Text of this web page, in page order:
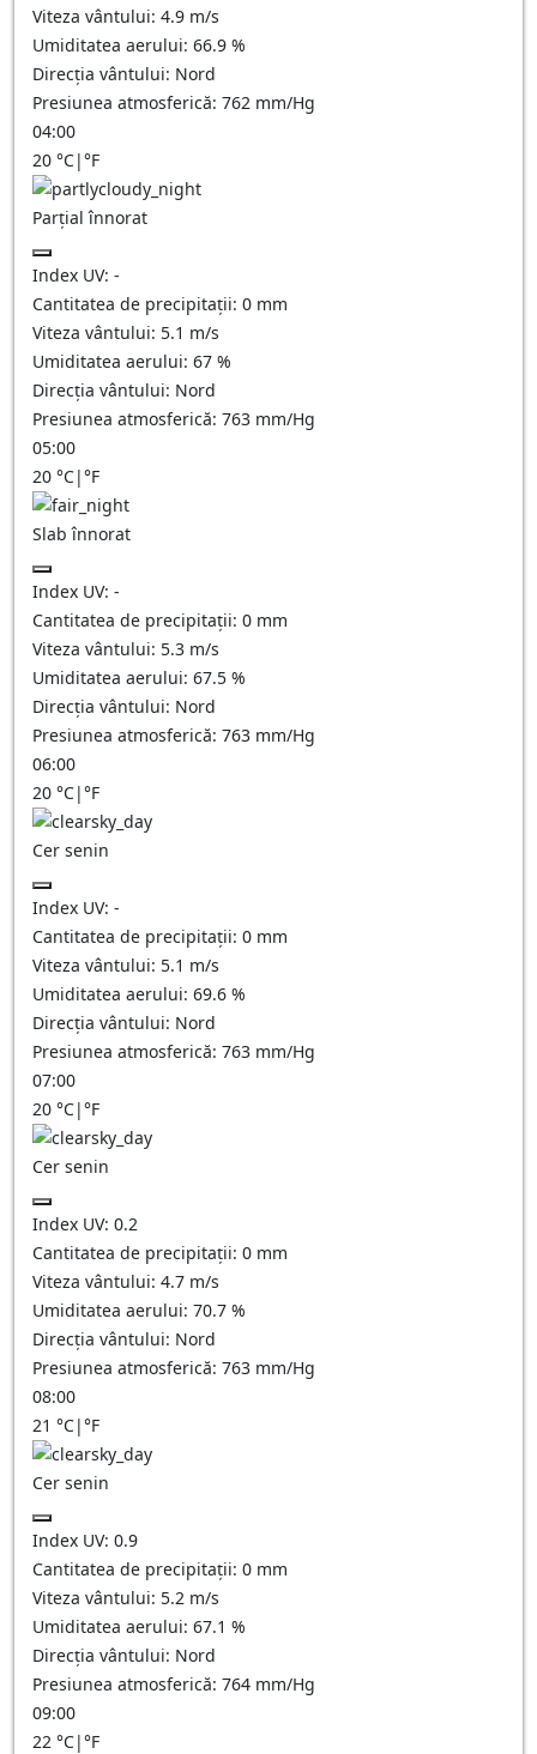
Viteza vântului: 4.9 m/s
Umiditatea aerului: 66.9 %
Direcția vântului: Nord
Presiunea atmosferică: 762 mm/Hg
04:00
20 °C|°F
Parțial înnorat
Index UV: -
Cantitatea de precipitații: 0 mm
Viteza vântului: 5.1 m/s
Umiditatea aerului: 67 %
Direcția vântului: Nord
Presiunea atmosferică: 763 mm/Hg
05:00
20 °C|°F
Slab înnorat
Index UV: -
Cantitatea de precipitații: 0 mm
Viteza vântului: 5.3 m/s
Umiditatea aerului: 67.5 %
Direcția vântului: Nord
Presiunea atmosferică: 763 mm/Hg
06:00
20 °C|°F
Cer senin
Index UV: -
Cantitatea de precipitații: 0 mm
Viteza vântului: 5.1 m/s
Umiditatea aerului: 69.6 %
Direcția vântului: Nord
Presiunea atmosferică: 763 mm/Hg
07:00
20 °C|°F
Cer senin
Index UV: 0.2
Cantitatea de precipitații: 0 mm
Viteza vântului: 4.7 m/s
Umiditatea aerului: 70.7 %
Direcția vântului: Nord
Presiunea atmosferică: 763 mm/Hg
08:00
21 °C|°F
Cer senin
Index UV: 0.9
Cantitatea de precipitații: 0 mm
Viteza vântului: 5.2 m/s
Umiditatea aerului: 67.1 %
Direcția vântului: Nord
Presiunea atmosferică: 764 mm/Hg
09:00
22 °C|°F